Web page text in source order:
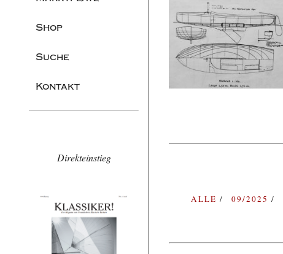
Shop
Suche
Kontakt
Direkteinstieg
ALLE 09/2025